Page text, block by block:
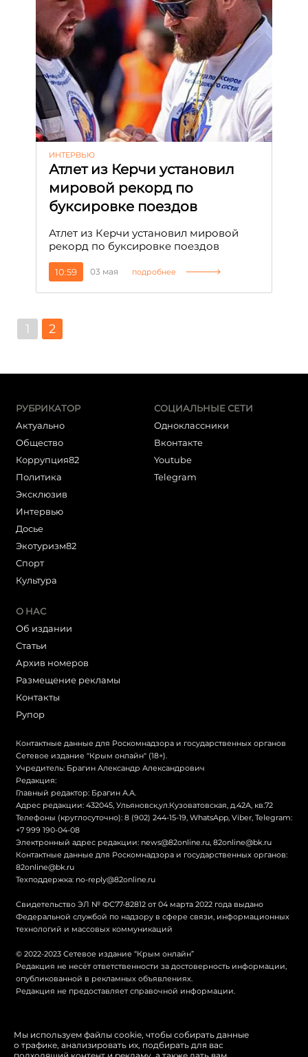
ИНТЕРВЬЮ
Атлет из Керчи установил
мировой рекорд по
буксировке поездов
Атлет из Керчи установил мировой
рекорд по буксировке поездов
10:59 03 мая подробнее
1 2
РУБРИКАТОР
Актуально
Общество
Коррупция82
Политика
Эксклюзив
Интервью
Досье
Экотуризм82
Cпорт
Культура
СОЦИАЛЬНЫЕ СЕТИ
Одноклассники
Вконтакте
Youtube
Telegram
О НАС
Об издании
Статьи
Архив номеров
Размещение рекламы
Контакты
Рупор
Контактные данные для Роскомнадзора и государственных органов
Сетевое издание "Крым онлайн" (18+).
Учредитель: Брагин Александр Александрович
Редакция:
Главный редактор: Брагин А.А.
Адрес редакции: 432045, Ульяновск,ул.Кузоватовская, д.42А, кв.72
Телефоны (круглосуточно): 8 (902) 244-15-19, WhatsApp, Viber, Telegram:
+7 999 190-04-08
Электронный адрес редакции: news@82online.ru, 82online@bk.ru
Контактные данные для Роскомнадзора и государственных органов:
82online@bk.ru
Техподдержка: no-reply@82online.ru
Свидетельство ЭЛ № ФС77-82812 от 04 марта 2022 года выдано
Федеральной службой по надзору в сфере связи, информационных
технологий и массовых коммуникаций
© 2022-2023 Сетевое издание “Крым онлайн”
Редакция не несёт ответственности за достоверность информации,
опубликованной в рекламных объявлениях.
Редакция не предоставляет справочной информации.
© Крым онлайн
Политика конфиденциальности
Мы используем файлы cookie, чтобы собирать данные
о трафике, анализировать их, подбирать для вас